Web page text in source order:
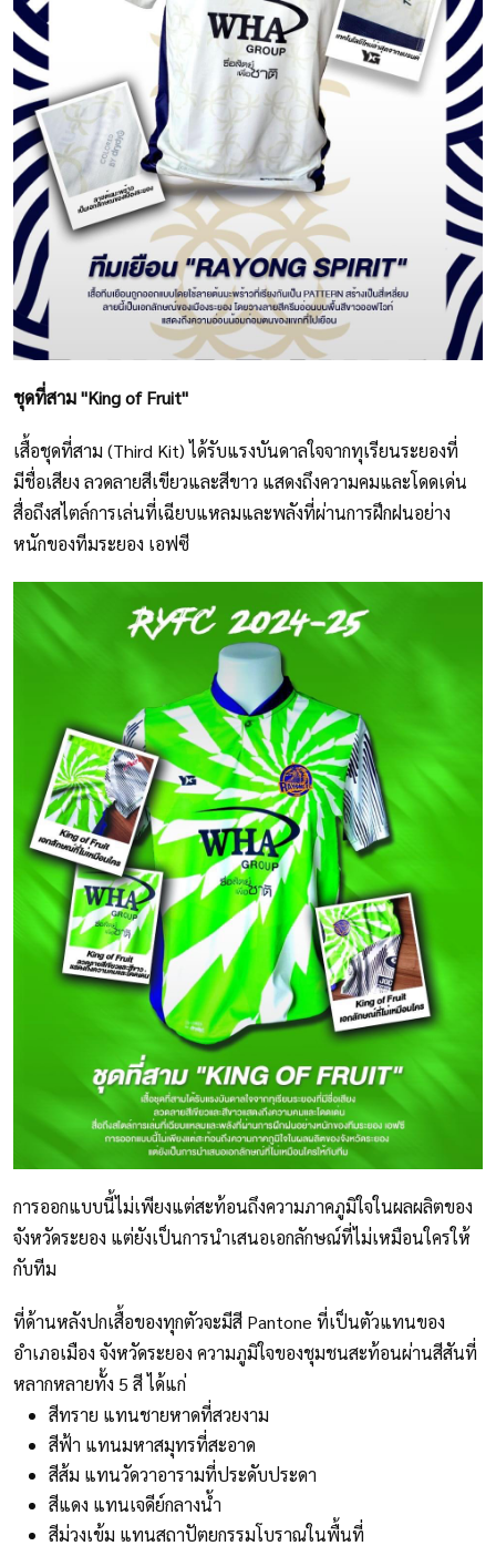
ชุดที่สาม "King of Fruit"⁣
เสื้อชุดที่สาม (Third Kit) ได้รับแรงบันดาลใจจากทุเรียนระยองที่
มีชื่อเสียง ลวดลายสีเขียวและสีขาว แสดงถึงความคมและโดดเด่น
สื่อถึงสไตล์การเล่นที่เฉียบแหลมและพลังที่ผ่านการฝึกฝนอย่าง
หนักของทีมระยอง เอฟซี⁣
การออกแบบนี้ไม่เพียงแต่สะท้อนถึงความภาคภูมิใจในผลผลิตของ
จังหวัดระยอง แต่ยังเป็นการนำเสนอเอกลักษณ์ที่ไม่เหมือนใครให้
กับทีม⁣
ที่ด้านหลังปกเสื้อของทุกตัวจะมีสี Pantone ที่เป็นตัวแทนของ
อำเภอเมือง จังหวัดระยอง ความภูมิใจของชุมชนสะท้อนผ่านสีสันที่
หลากหลายทั้ง 5 สี ได้แก่ ⁣
สีทราย แทนชายหาดที่สวยงาม⁣
สีฟ้า แทนมหาสมุทรที่สะอาด⁣
สีส้ม แทนวัดวาอารามที่ประดับประดา⁣
สีแดง แทนเจดีย์กลางน้ำ⁣
สีม่วงเข้ม แทนสถาปัตยกรรมโบราณในพื้นที่⁣